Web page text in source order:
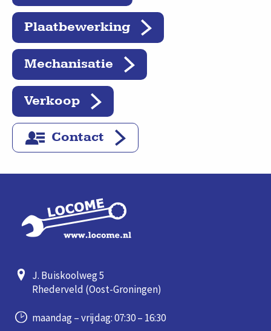
Plaatbewerking
Mechanisatie
Verkoop
Contact
J. Buiskoolweg 5
Rhederveld (Oost-Groningen)
maandag – vrijdag: 07:30 – 16:30